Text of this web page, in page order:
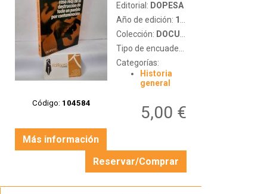
Código: 104584
Editorial: DOPESA
Año de edición: 1976
Colección: DOCUMENTO PERIODÍSTICO
Tipo de encuadernación:
Categorías:
Historia
general
5,00 €
Más información
Reservar/Comprar